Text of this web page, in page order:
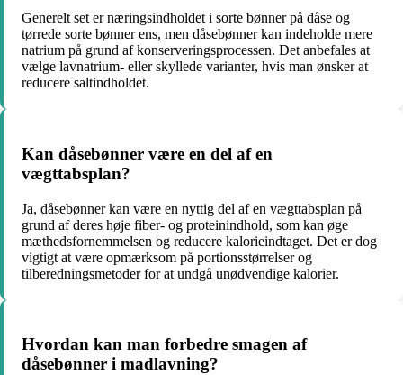
Generelt set er næringsindholdet i sorte bønner på dåse og
tørrede sorte bønner ens, men dåsebønner kan indeholde mere
natrium på grund af konserveringsprocessen. Det anbefales at
vælge lavnatrium- eller skyllede varianter, hvis man ønsker at
reducere saltindholdet.
Kan dåsebønner være en del af en
vægttabsplan?
Ja, dåsebønner kan være en nyttig del af en vægttabsplan på
grund af deres høje fiber- og proteinindhold, som kan øge
mæthedsfornemmelsen og reducere kalorieindtaget. Det er dog
vigtigt at være opmærksom på portionsstørrelser og
tilberedningsmetoder for at undgå unødvendige kalorier.
Hvordan kan man forbedre smagen af
dåsebønner i madlavning?